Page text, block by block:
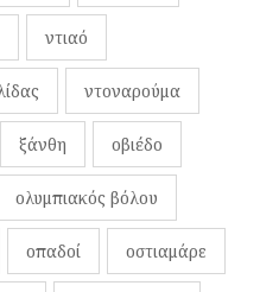
ντιαό
ντοναρούμα
ξάνθη οβιέδο
ολυμπιακός βόλου
οπαδοί οστιαμάρε